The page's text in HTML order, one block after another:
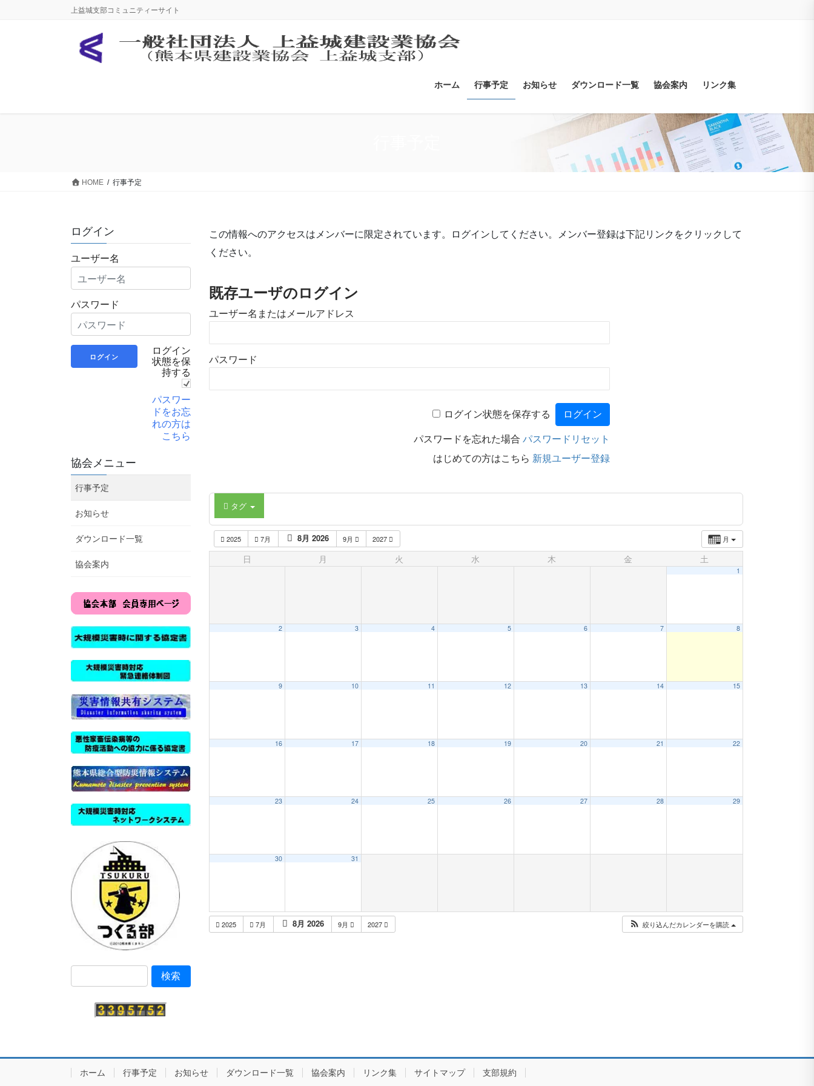
上益城支部コミュニティーサイト
ホーム 行事予定 お知らせ ダウンロード一覧 協会案内 リンク集
HOME 行事予定
この情報へのアクセスはメンバーに限定されています。ログインしてください。メンバー登録は下記リンクをクリックして
ください。
既存ユーザのログイン
ユーザー名またはメールアドレス
パスワード
ログイン状態を保存する
パスワードを忘れた場合 パスワードリセット
はじめての方はこちら 新規ユーザー登録
タグ
月
2025 7月 8月 2026 9月 2027
日 月 火 水 木 金 土
1
2 3 4 5 6 7 8
9 10 11 12 13 14 15
16 17 18 19 20 21 22
23 24 25 26 27 28 29
30 31
2025 7月 8月 2026 9月 2027 絞り込んだカレンダーを購読
ログイン
ユーザー名
パスワード
ログイン
状態を保
持する
パスワー
ドをお忘
れの方は
こちら
協会メニュー
行事予定
お知らせ
ダウンロード一覧
協会案内
ホーム 行事予定 お知らせ ダウンロード一覧 協会案内 リンク集 サイトマップ 支部規約